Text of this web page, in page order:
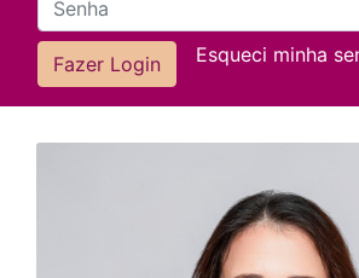
Esqueci minha